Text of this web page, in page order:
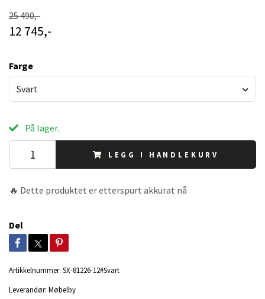
25 490,-
12 745,-
Farge
Svart
På lager.
LEGG I HANDLEKURV
🔥 Dette produktet er etterspurt akkurat nå
Del
Artikkelnummer: SX-81226-12#Svart
Leverandør: Møbelby